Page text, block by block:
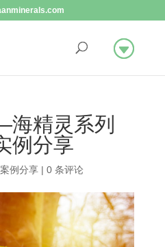
精灵系列
例分享
例分享| 0 条评论